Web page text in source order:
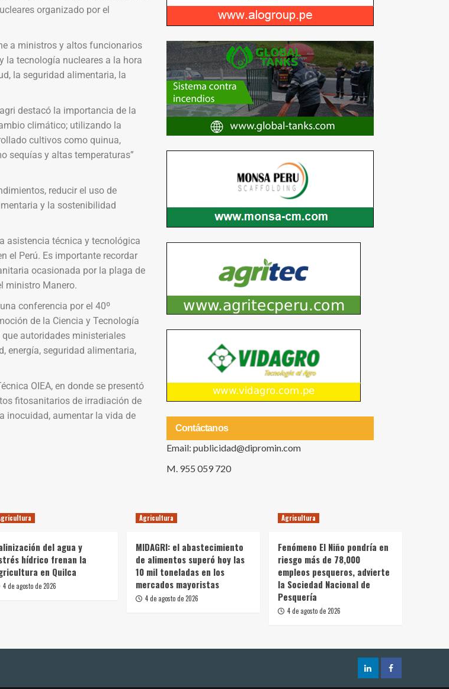
organizado por el
a ministros y altos funcionarios
la tecnología nucleares a la hora
la seguridad alimentaria, la
destacó la importancia de la
climático; utilizando la
cultivos como quinua,
sequías y altas temperaturas”
reducir el uso de
y la sostenibilidad
asistencia técnica y tecnológica
el Perú. Es importante recordar
ocasionada por la plaga de
ministro Manero.
conferencia por el 40º
de la Ciencia y Tecnología
autoridades ministeriales
energía, seguridad alimentaria,
OIEA, en donde se presentó
fitosanitarios de irradiación de
inocuidad, aumentar la vida de
Contáctanos
Email: publicidad@dipromin.com
M. 955 059 720
del agua y
hídrico frenan la
en Quilca
4 de agosto de 2026
Agricultura
MIDAGRI: el abastecimiento
de alimentos superó hoy las
10 mil toneladas en los
mercados mayoristas
4 de agosto de 2026
Agricultura
Fenómeno El Niño pondría en
riesgo más de 78,000
empleos pesqueros, advierte
la Sociedad Nacional de
Pesquería
4 de agosto de 2026